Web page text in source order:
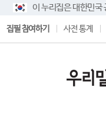
이 누리집은 대한민국
집필 참여하기 사전 통계